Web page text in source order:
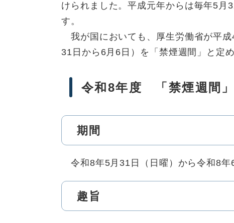
けられました。平成元年からは毎年5月
す。
我が国においても、厚生労働省が平
31日から6月6日）を「禁煙週間」と定
令和8年度 「禁煙週間」
期間
令和8年5月31日（日曜）から令和8年
趣旨